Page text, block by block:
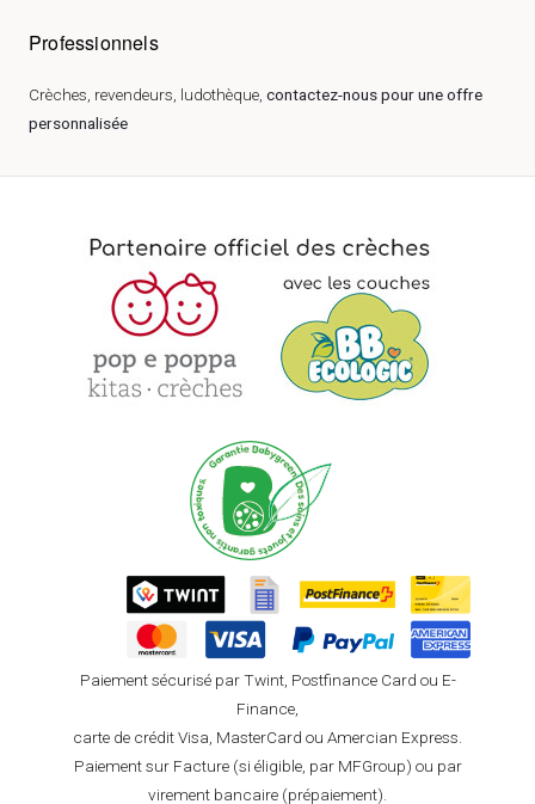
Professionnels
Crèches, revendeurs, ludothèque, contactez-nous pour une offre
personnalisée
Paiement sécurisé par Twint, Postfinance Card ou E-
Finance,
carte de crédit Visa, MasterCard ou Amercian Express.
Paiement sur Facture (si éligible, par MFGroup) ou par
virement bancaire (prépaiement).